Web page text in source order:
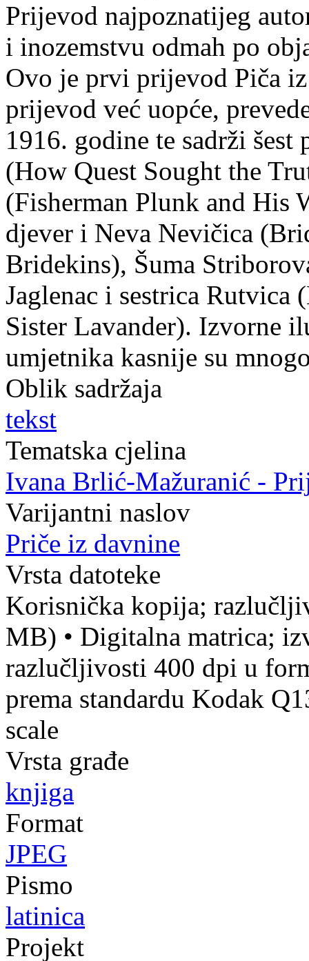
Prijevod najpoznatijeg
i inozemstvu odmah po
Ovo je prvi prijevod Piča
prijevod već uopće,
1916. godine te sadrži
(How Quest Sought the
(Fisherman Plunk and His
djever i Neva Nevičica
Bridekins), Šuma
Jaglenac i sestrica
Sister Lavander). Izvorne
umjetnika kasnije su
Oblik sadržaja
tekst
Tematska cjelina
Ivana Brlić-Mažuranić -
Varijantni naslov
Priče iz davnine
Vrsta datoteke
Korisnička kopija;
MB) • Digitalna matrica;
razlučljivosti 400 dpi u
prema standardu Kodak
scale
Vrsta građe
knjiga
Format
JPEG
Pismo
latinica
Projekt